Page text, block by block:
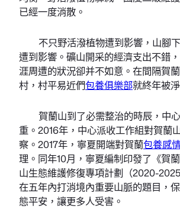
已經一度消散。
不只野活潑植物遭到影響，山腳
遭到影響。礦山開采的經濟支出不錯
涯周遭的狀況卻并不如意。在間隔賀
村，村平易近們包養俱樂部就終年被
賀蘭山到了必需整治的時辰，中
重。2016年，中心派收工作組對賀蘭
察。2017年，寧夏開端對賀蘭包養感
理。同年10月，寧夏編制印發了《賀
山生態維護修復專項計劃（2020-
在五年內打消境內重要山脈的題目，
態平安，讓更多人受害。